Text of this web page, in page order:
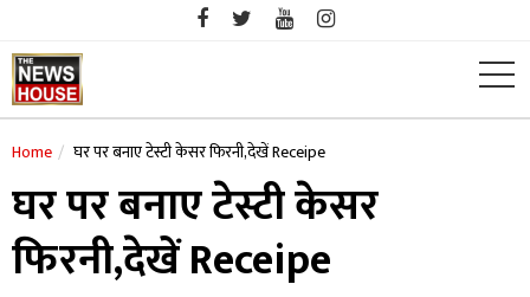
content
Home घर पर बनाए टेस्टी केसर फिरनी,देखें Receipe
घर पर बनाए टेस्टी केसर
फिरनी,देखें Receipe